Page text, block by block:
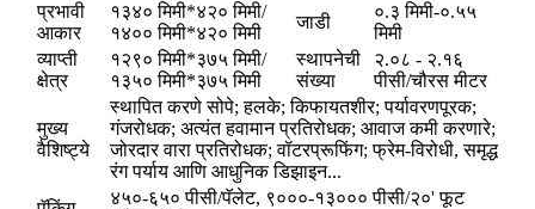
प्रभावी
आकार
१३४० मिमी*४२० मिमी/
१४०० मिमी*४२० मिमी
जाडी
०.३ मिमी-०.५५
मिमी
व्याप्ती
क्षेत्र
१२९० मिमी*३७५ मिमी/
१३५० मिमी*३७५ मिमी
स्थापनेची
संख्या
२.०८ - २.१६
पीसी/चौरस मीटर
मुख्य
वैशिष्ट्ये
स्थापित करणे सोपे; हलके; किफायतशीर; पर्यावरणपूरक;
गंजरोधक; अत्यंत हवामान प्रतिरोधक; आवाज कमी करणारे;
जोरदार वारा प्रतिरोधक; वॉटरप्रूफिंग; फ्रेम-विरोधी, समृद्ध
रंग पर्याय आणि आधुनिक डिझाइन...
४५०-६५० पीसी/पॅलेट, ९०००-१३००० पीसी/२०' फूट